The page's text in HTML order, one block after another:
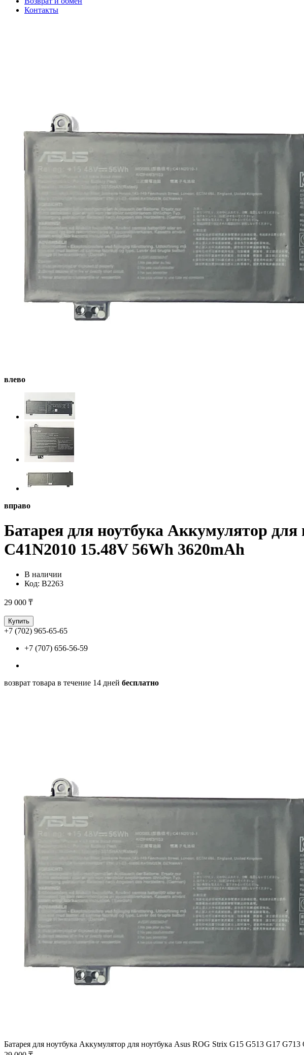
Контакты
влево
вправо
Батарея для ноутбука Аккумулятор
C41N2010 15.48V 56Wh 3620mAh
В наличии
Код: B2263
29 000 ₸
Купить
+7 (702) 965-65-65
+7 (707) 656-56-59
возврат товара в течение 14 дней бесплатно
Батарея для ноутбука Аккумулятор для ноутбука Asus ROG Strix G15 G513 G17